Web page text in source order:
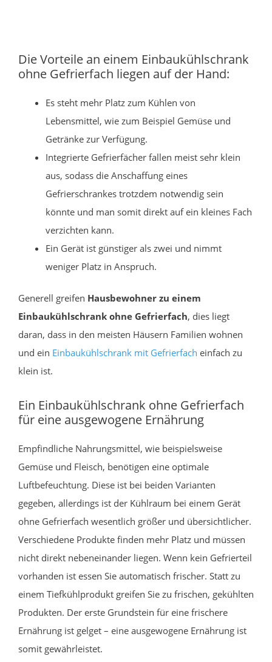
Die Vorteile an einem Einbaukühlschrank
ohne Gefrierfach liegen auf der Hand:
Es steht mehr Platz zum Kühlen von
Lebensmittel, wie zum Beispiel Gemüse und
Getränke zur Verfügung.
Integrierte Gefrierfächer fallen meist sehr klein
aus, sodass die Anschaffung eines
Gefrierschrankes trotzdem notwendig sein
könnte und man somit direkt auf ein kleines Fach
verzichten kann.
Ein Gerät ist günstiger als zwei und nimmt
weniger Platz in Anspruch.
Generell greifen Hausbewohner zu einem
Einbaukühlschrank ohne Gefrierfach, dies liegt
daran, dass in den meisten Häusern Familien wohnen
und ein Einbaukühlschrank mit Gefrierfach einfach zu
klein ist.
Ein Einbaukühlschrank ohne Gefrierfach
für eine ausgewogene Ernährung
Empfindliche Nahrungsmittel, wie beispielsweise
Gemüse und Fleisch, benötigen eine optimale
Luftbefeuchtung. Diese ist bei beiden Varianten
gegeben, allerdings ist der Kühlraum bei einem Gerät
ohne Gefrierfach wesentlich größer und übersichtlicher.
Verschiedene Produkte finden mehr Platz und müssen
nicht direkt nebeneinander liegen. Wenn kein Gefrierteil
vorhanden ist essen Sie automatisch frischer. Statt zu
einem Tiefkühlprodukt greifen Sie zu frischen, gekühlten
Produkten. Der erste Grundstein für eine frischere
Ernährung ist gelget – eine ausgewogene Ernährung ist
somit gewährleistet.